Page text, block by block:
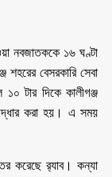
নবজাতককে ১৬ ঘণ্টা
শহরের বেসরকারি সেবা
টার দিকে কালীগঞ্জ
করা হয়। এ সময়
করেছে র‌্যাব। কন্যা